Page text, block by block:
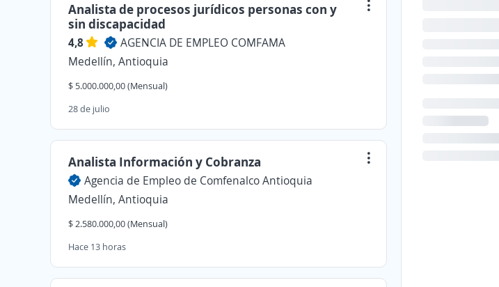
Analista de procesos jurídicos personas con y
sin discapacidad
4,8
AGENCIA DE EMPLEO COMFAMA
Medellín, Antioquia
$ 5.000.000,00 (Mensual)
28 de julio
Analista Información y Cobranza
Agencia de Empleo de Comfenalco Antioquia
Medellín, Antioquia
$ 2.580.000,00 (Mensual)
Hace 13 horas